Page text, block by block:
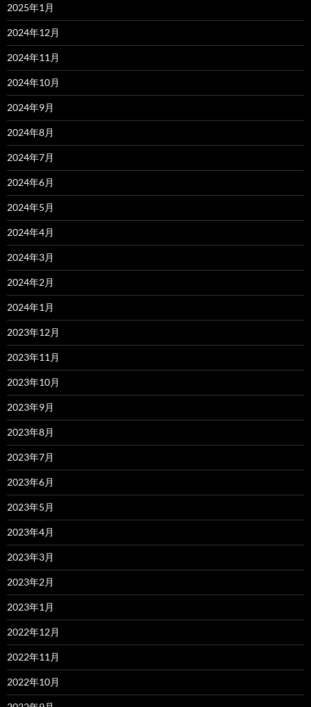
2025年1月
2024年12月
2024年11月
2024年10月
2024年9月
2024年8月
2024年7月
2024年6月
2024年5月
2024年4月
2024年3月
2024年2月
2024年1月
2023年12月
2023年11月
2023年10月
2023年9月
2023年8月
2023年7月
2023年6月
2023年5月
2023年4月
2023年3月
2023年2月
2023年1月
2022年12月
2022年11月
2022年10月